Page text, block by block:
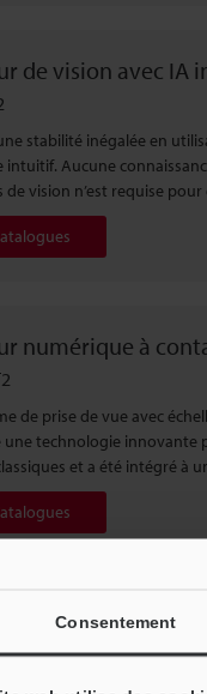
Consentement
de vision avec IA
stabilité inégalée en
intuitif. Aucune
de vision n’est requise
numérique à
de prise de vue avec
une technologie innovante
et a été intégré à
polyvalent à